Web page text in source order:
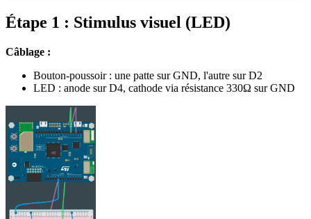
Étape 1 : Stimulus visuel (LED)
Câblage :
Bouton-poussoir : une patte sur GND, l'autre sur D2
LED : anode sur D4, cathode via résistance 330Ω sur GND